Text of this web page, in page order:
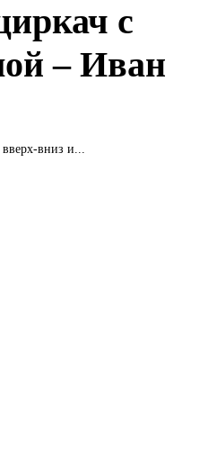
с
– Иван
вниз и...